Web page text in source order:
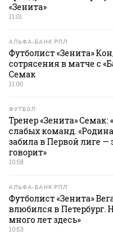
«Зенита»
11:01
АЛЬФА-БАНК РПЛ
Футболист «Зенита»
сотрясения в матче с
Семак
11:00
ФУТБОЛ
Тренер «Зенита»
слабых команд.
забила в Первой лиге —
говорит»
10:58
АЛЬФА-БАНК РПЛ
Футболист «Зенита»
влюбился в Петербург.
много лет здесь»
10:53